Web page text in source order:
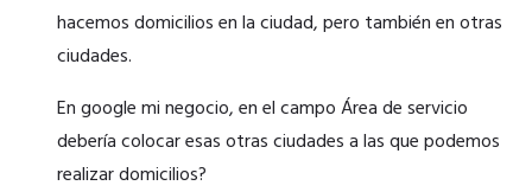
hacemos domicilios en la ciudad, pero también en otras
ciudades.
En google mi negocio, en el campo Área de servicio
debería colocar esas otras ciudades a las que podemos
realizar domicilios?